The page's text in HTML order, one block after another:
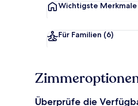
Wichtigste Merkmale
Für Familien (6)
Überprüfe die